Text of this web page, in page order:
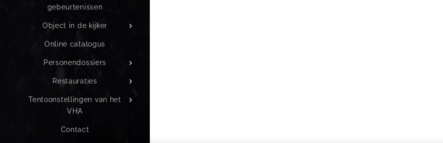
gebeurtenissen
Object in de kijker
Online catalogus
Personendossiers
Restauraties
Tentoonstellingen van het
VHA
Contact